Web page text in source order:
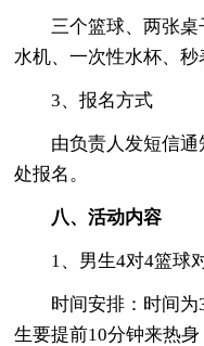
三个篮球、两张桌
水机、一次性水杯、秒
3、报名方式
由负责人发短信通
处报名。
八、活动内容
1、男生4对4篮球对
时间安排：时间为
生要提前10分钟来热身